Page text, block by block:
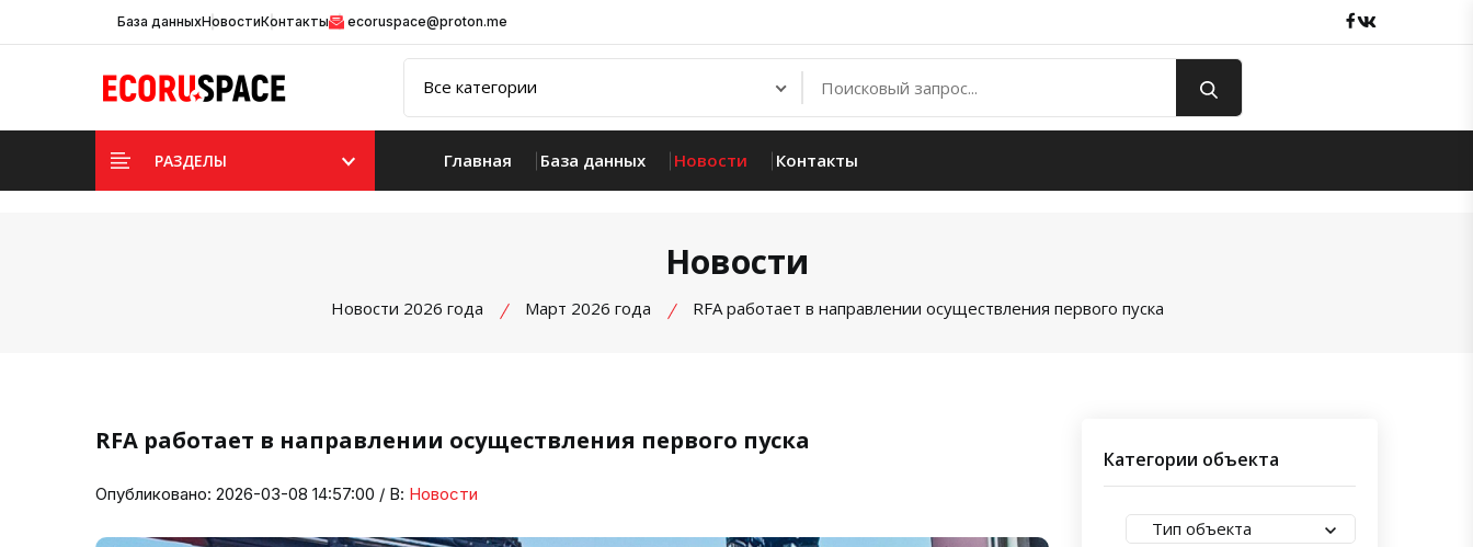
База данныхНовостиКонтакты ecoruspace@proton.me Facebook
РАЗДЕЛЫ Главная База данных Новости Контакты
Новости
Новости 2026 года Март 2026 года RFA работает в направлении осуществления первого пуска
RFA работает в направлении осуществления первого пуска
Опубликовано: 2026-03-08 14:57:00 / В: Новости
Категории объекта
Тип объекта